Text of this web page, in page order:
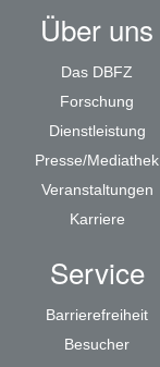
Über uns
Das DBFZ
Forschung
Dienstleistung
Presse/Mediathek
Veranstaltungen
Karriere
Service
Barrierefreiheit
Besucher